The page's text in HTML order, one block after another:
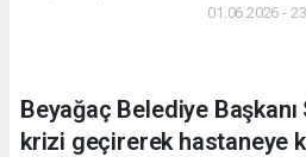
01.06.2026 -
Beyağaç Belediye
krizi geçirerek hastaneye